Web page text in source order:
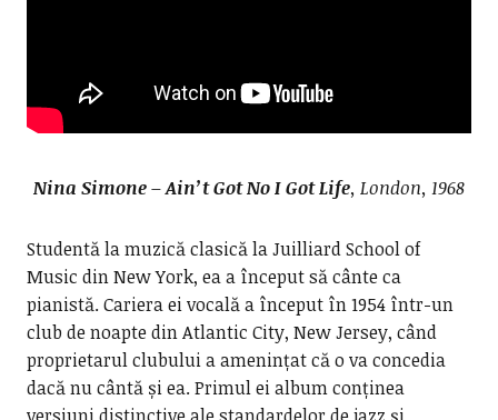
Nina Simone – Ain’t Got No I Got Life, London, 1968
Studentă la muzică clasică la Juilliard School of
Music din New York, ea a început să cânte ca
pianistă. Cariera ei vocală a început în 1954 într-un
club de noapte din Atlantic City, New Jersey, când
proprietarul clubului a amenințat că o va concedia
dacă nu cântă și ea. Primul ei album conținea
versiuni distinctive ale standardelor de jazz și